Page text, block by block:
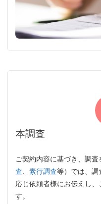
本調査
ご契約内容に基づき、調
査
素行調査等）では、調
応じ依頼者様にお伝えし
す。